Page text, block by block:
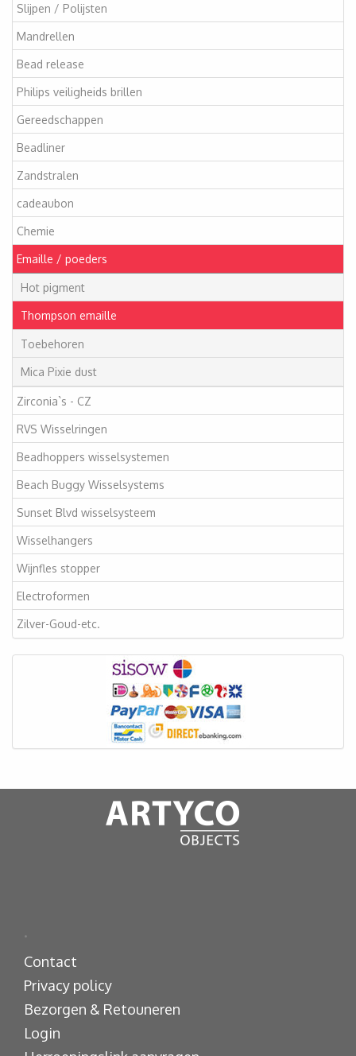
Slijpen / Polijsten
Mandrellen
Bead release
Philips veiligheids brillen
Gereedschappen
Beadliner
Zandstralen
cadeaubon
Chemie
Emaille / poeders
Hot pigment
Thompson emaille
Toebehoren
Mica Pixie dust
Zirconia`s - CZ
RVS Wisselringen
Beadhoppers wisselsystemen
Beach Buggy Wisselsystems
Sunset Blvd wisselsysteem
Wisselhangers
Wijnfles stopper
Electroformen
Zilver-Goud-etc.
.
Contact
Privacy policy
Bezorgen & Retouneren
Login